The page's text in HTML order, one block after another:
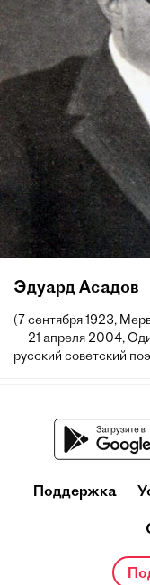
Эдуард Асадов
(7 сентября 1923,
— 21 апреля 2004,
русский советский
Поддержка